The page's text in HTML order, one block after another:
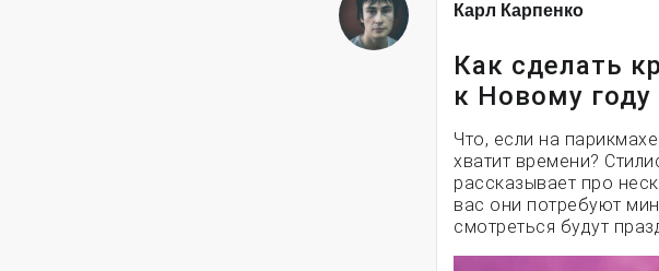
Карл Карпенко
Как сделать
к Новому
Что, если на
хватит времени?
рассказывает про
вас они потребуют
смотреться будут